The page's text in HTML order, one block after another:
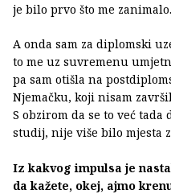
je bilo prvo što me zanimalo.
A onda sam za diplomski
to me uz suvremenu
pa sam otišla na
Njemačku, koji nisam
S obzirom da se to već
studij, nije više bilo mjesta
Iz kakvog impulsa je
da kažete, okej, ajmo